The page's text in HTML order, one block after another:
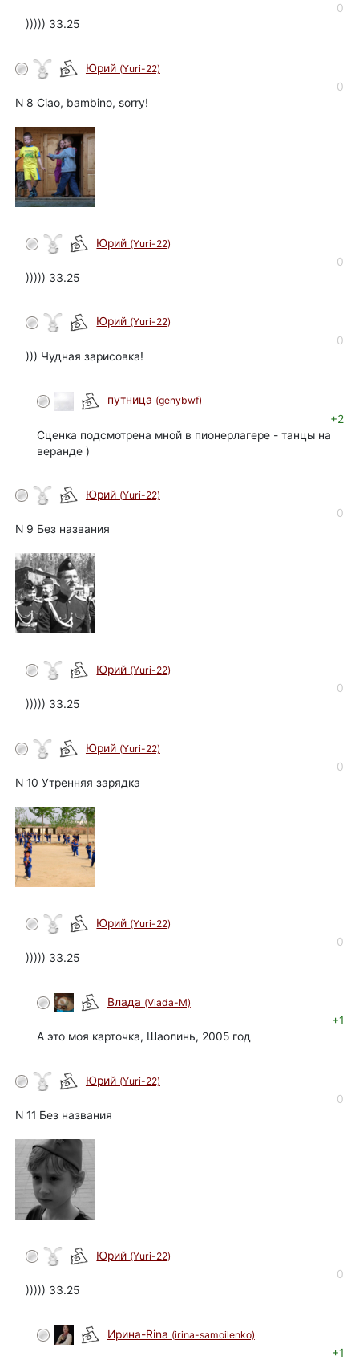
0
))))) 33.25
Юрий (Yuri-22)
0
N 8 Ciao, bambino, sorry!
Юрий (Yuri-22)
0
))))) 33.25
Юрий (Yuri-22)
0
))) Чудная зарисовка!
путница (genybwf)
+2
Сценка подсмотрена мной в пионерлагере - танцы на
веранде )
Юрий (Yuri-22)
0
N 9 Без названия
Юрий (Yuri-22)
0
))))) 33.25
Юрий (Yuri-22)
0
N 10 Утренняя зарядка
Юрий (Yuri-22)
0
))))) 33.25
Влада (Vlada-M)
+1
А это моя карточка, Шаолинь, 2005 год
Юрий (Yuri-22)
0
N 11 Без названия
Юрий (Yuri-22)
0
))))) 33.25
Ирина-Rina (irina-samoilenko)
+1